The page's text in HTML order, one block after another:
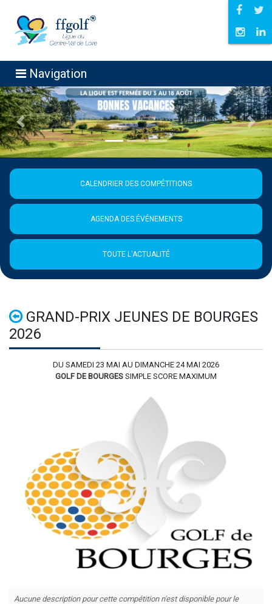
Navigation
Précédent
CALENDRIER DES COMPÉTITIONS
AGENDA DES ÉVÉNEMENTS
TOUTE L'ACTUALITÉ
GRAND-PRIX JEUNES DE BOURGES
2026
DU SAMEDI 23 MAI AU DIMANCHE 24 MAI 2026
GOLF DE BOURGES SIMPLE SCORE MAXIMUM
Aucune description pour cette compétition n'est disponible pour le